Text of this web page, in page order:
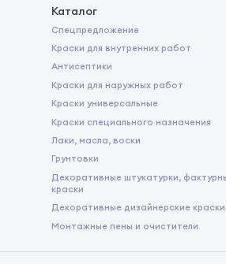
Каталог
Спецпредложение
Краски для внутренних работ
Антисептики
Краски для наружных работ
Краски универсальные
Краски специального назначения
Лаки, масла, воски
Грунтовки
Декоративные штукатурки,
краски
Декоративные дизайнерские краски
Монтажные пены и очистители